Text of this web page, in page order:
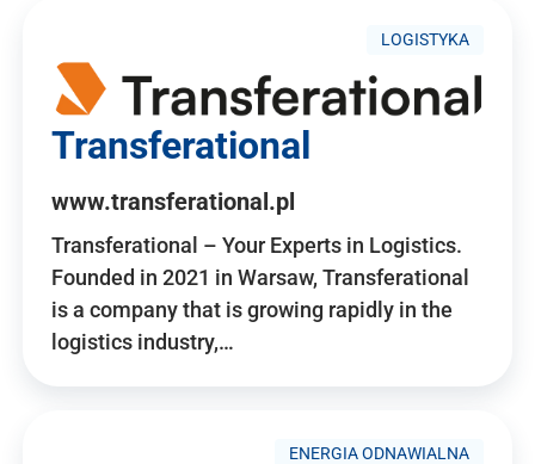
LOGISTYKA
Transferational
www.transferational.pl
Transferational – Your Experts in Logistics.
Founded in 2021 in Warsaw, Transferational
is a company that is growing rapidly in the
logistics industry,…
ENERGIA ODNAWIALNA